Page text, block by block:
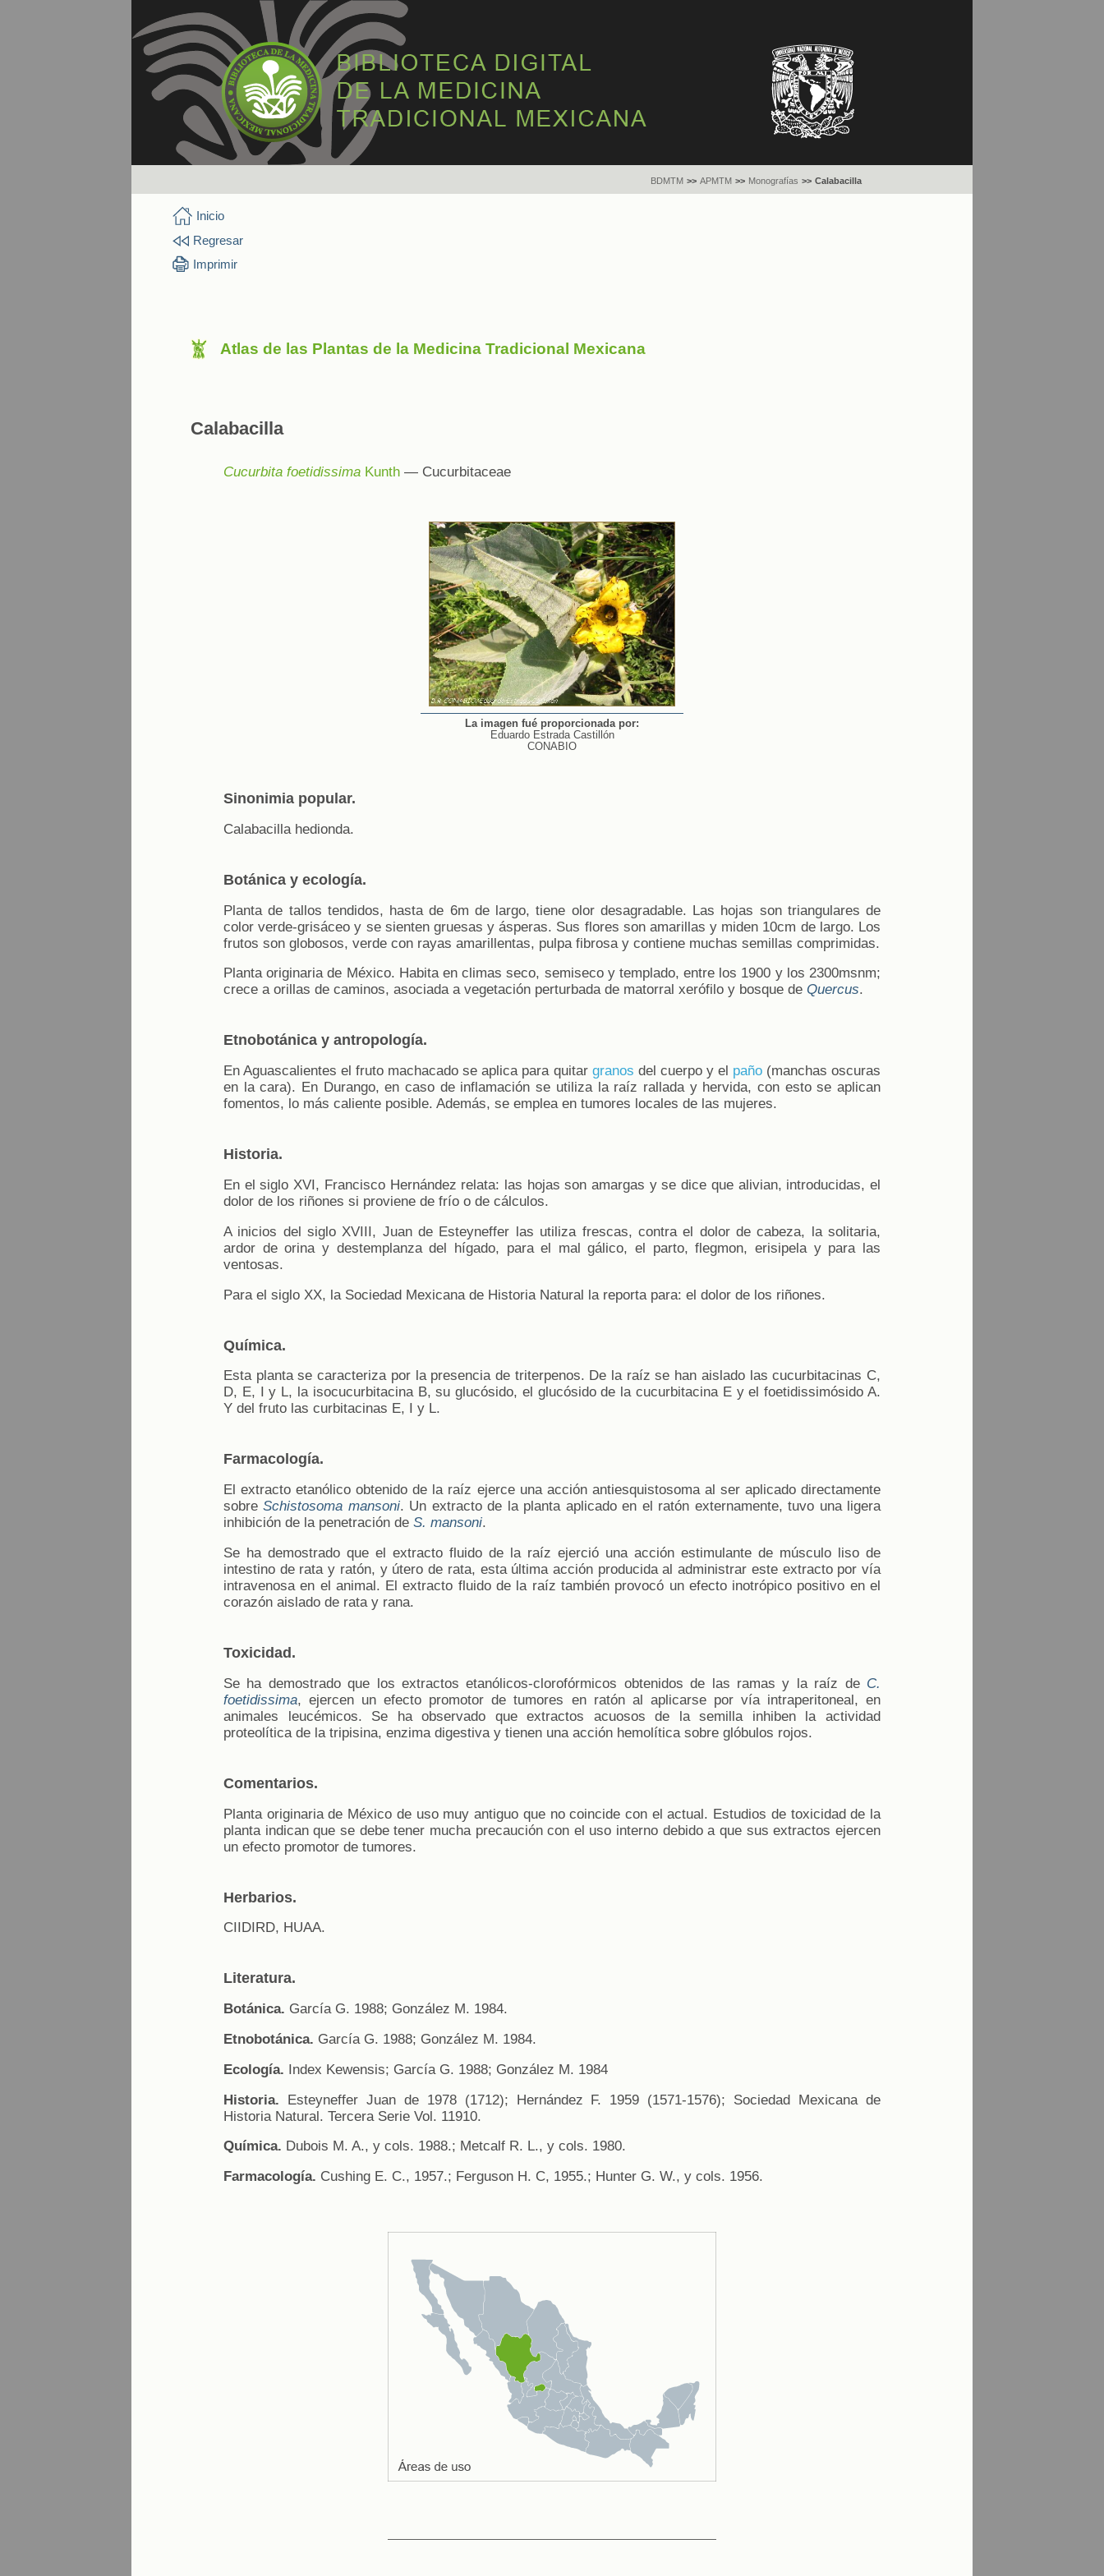
BDMTM >> APMTM >> Monografías >> Calabacilla
Inicio
Regresar
Imprimir
Atlas de las Plantas de la Medicina Tradicional Mexicana
Calabacilla
Cucurbita foetidissima Kunth — Cucurbitaceae
La imagen fué proporcionada por:
Eduardo Estrada Castillón
CONABIO
Sinonimia popular.
Calabacilla hedionda.
Botánica y ecología.
Planta de tallos tendidos, hasta de 6m de largo, tiene olor desagradable. Las hojas son triangulares de
color verde-grisáceo y se sienten gruesas y ásperas. Sus flores son amarillas y miden 10cm de largo. Los
frutos son globosos, verde con rayas amarillentas, pulpa fibrosa y contiene muchas semillas comprimidas.
Planta originaria de México. Habita en climas seco, semiseco y templado, entre los 1900 y los 2300msnm;
crece a orillas de caminos, asociada a vegetación perturbada de matorral xerófilo y bosque de Quercus.
Etnobotánica y antropología.
En Aguascalientes el fruto machacado se aplica para quitar granos del cuerpo y el paño(manchas oscuras
en la cara). En Durango, en caso de inflamación se utiliza la raíz rallada y hervida, con esto se aplican
fomentos, lo más caliente posible. Además, se emplea en tumores locales de las mujeres.
Historia.
En el siglo XVI, Francisco Hernández relata: las hojas son amargas y se dice que alivian, introducidas, el
dolor de los riñones si proviene de frío o de cálculos.
A inicios del siglo XVIII, Juan de Esteyneffer las utiliza frescas, contra el dolor de cabeza, la solitaria,
ardor de orina y destemplanza del hígado, para el mal gálico, el parto, flegmon, erisipela y para las
ventosas.
Para el siglo XX, la Sociedad Mexicana de Historia Natural la reporta para: el dolor de los riñones.
Química.
Esta planta se caracteriza por la presencia de triterpenos. De la raíz se han aislado las cucurbitacinas C,
D, E, I y L, la isocucurbitacina B, su glucósido, el glucósido de la cucurbitacina E y el foetidissimósido A.
Y del fruto las curbitacinas E, I y L.
Farmacología.
El extracto etanólico obtenido de la raíz ejerce una acción antiesquistosoma al ser aplicado directamente
sobreSchistosoma mansoni. Un extracto de la planta aplicado en el ratón externamente, tuvo una ligera
inhibición de la penetración de S. mansoni.
Se ha demostrado que el extracto fluido de la raíz ejerció una acción estimulante de músculo liso de
intestino de rata y ratón, y útero de rata, esta última acción producida al administrar este extracto por vía
intravenosa en el animal. El extracto fluido de la raíz también provocó un efecto inotrópico positivo en el
corazón aislado de rata y rana.
Toxicidad.
Se ha demostrado que los extractos etanólicos-clorofórmicos obtenidos de las ramas y la raíz de C.
foetidissima, ejercen un efecto promotor de tumores en ratón al aplicarse por vía intraperitoneal, en
animales leucémicos. Se ha observado que extractos acuosos de la semilla inhiben la actividad
proteolítica de la tripisina, enzima digestiva y tienen una acción hemolítica sobre glóbulos rojos.
Comentarios.
Planta originaria de México de uso muy antiguo que no coincide con el actual. Estudios de toxicidad de la
planta indican que se debe tener mucha precaución con el uso interno debido a que sus extractos ejercen
un efecto promotor de tumores.
Herbarios.
CIIDIRD, HUAA.
Literatura.
Botánica. García G. 1988; González M. 1984.
Etnobotánica. García G. 1988; González M. 1984.
Ecología. Index Kewensis; García G. 1988; González M. 1984
Historia. Esteyneffer Juan de 1978 (1712); Hernández F. 1959 (1571-1576); Sociedad Mexicana de
Historia Natural. Tercera Serie Vol. 11910.
Química. Dubois M. A., y cols. 1988.; Metcalf R. L., y cols. 1980.
Farmacología. Cushing E. C., 1957.; Ferguson H. C, 1955.; Hunter G. W., y cols. 1956.